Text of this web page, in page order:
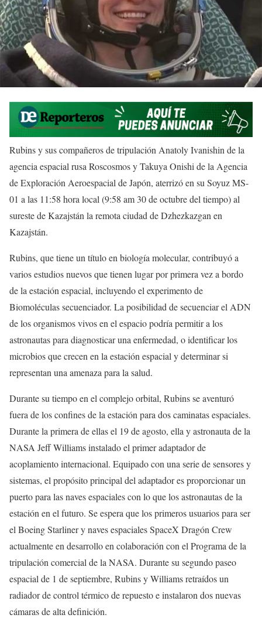
Rubins y sus compañeros de tripulación Anatoly Ivanishin de la
agencia espacial rusa Roscosmos y Takuya Onishi de la Agencia
de Exploración Aeroespacial de Japón, aterrizó en su Soyuz MS-
01 a las 11:58 hora local (9:58 am 30 de octubre del tiempo) al
sureste de Kazajstán la remota ciudad de Dzhezkazgan en
Kazajstán.
Rubins, que tiene un título en biología molecular, contribuyó a
varios estudios nuevos que tienen lugar por primera vez a bordo
de la estación espacial, incluyendo el experimento de
Biomoléculas secuenciador. La posibilidad de secuenciar el ADN
de los organismos vivos en el espacio podría permitir a los
astronautas para diagnosticar una enfermedad, o identificar los
microbios que crecen en la estación espacial y determinar si
representan una amenaza para la salud.
Durante su tiempo en el complejo orbital, Rubins se aventuró
fuera de los confines de la estación para dos caminatas espaciales.
Durante la primera de ellas el 19 de agosto, ella y astronauta de la
NASA Jeff Williams instalado el primer adaptador de
acoplamiento internacional. Equipado con una serie de sensores y
sistemas, el propósito principal del adaptador es proporcionar un
puerto para las naves espaciales con lo que los astronautas de la
estación en el futuro. Se espera que los primeros usuarios para ser
el Boeing Starliner y naves espaciales SpaceX Dragón Crew
actualmente en desarrollo en colaboración con el Programa de la
tripulación comercial de la NASA. Durante su segundo paseo
espacial de 1 de septiembre, Rubins y Williams retraídos un
radiador de control térmico de repuesto e instalaron dos nuevas
cámaras de alta definición.